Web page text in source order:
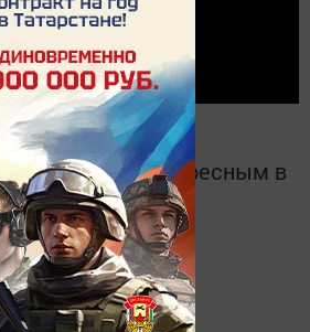
важным и интересным в
Татмедиа
в
MАХ: